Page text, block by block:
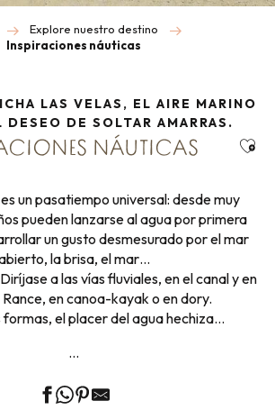
Explore nuestro destino
Inspiraciones náuticas
LAS VELAS, EL AIRE MARINO
DESEO DE SOLTAR AMARRAS.
NÁUTICAS
un pasatiempo universal: desde muy
pueden lanzarse al agua por primera
un gusto desmesurado por el mar
la brisa, el mar…
a las vías fluviales, en el canal y en
en canoa-kayak o en dory.
formas, el placer del agua hechiza…
…
MARISCOS Y CRUSTÁCEOS
MARINO QUE TE HACE BIEN!